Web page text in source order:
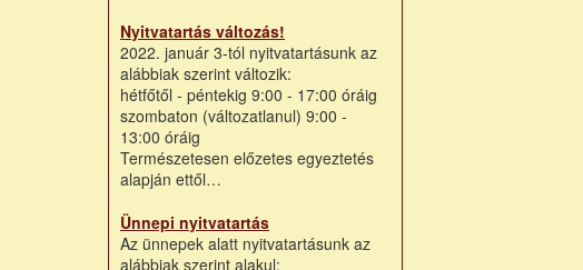
Nyitvatartás változás!
2022. január 3-tól nyitvatartásunk az
alábbiak szerint változik:
hétfőtől - péntekig 9:00 - 17:00 óráig
szombaton (változatlanul) 9:00 -
13:00 óráig
Természetesen előzetes egyeztetés
alapján ettől…
Ünnepi nyitvatartás
Az ünnepek alatt nyitvatartásunk az
alábbiak szerint alakul: